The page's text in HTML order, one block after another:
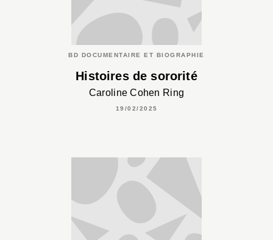
BD DOCUMENTAIRE ET BIOGRAPHIE
Histoires de sororité
Caroline Cohen Ring
19/02/2025